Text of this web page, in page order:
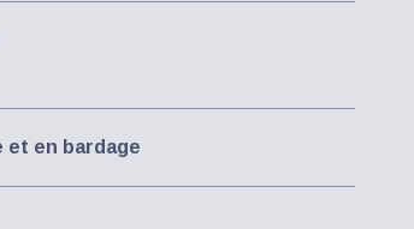
et en bardage